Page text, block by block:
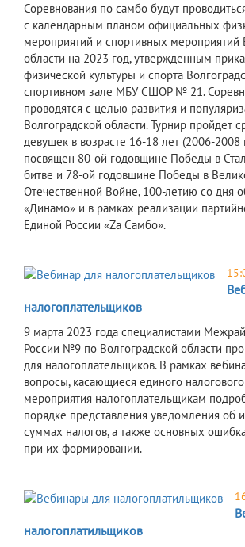
Соревнования по самбо будут
с календарным планом официальных
мероприятий и спортивных мероприятий
области на 2023 год, утвержденным
физической культуры и спорта
спортивном зале МБУ СШОР № 21.
проводятся с целью развития и
Волгоградской области. Турнир пройдет
девушек в возрасте 16-18 лет (2006-2008
посвящен 80-ой годовщине Победы в
битве и 78-ой годовщине Победы в
Отечественной Войне, 100-летию со дня
«Динамо» и в рамках реализации
Единой России «Za Самбо».
налогоплательщиков
9 марта 2023 года специалистами
России №9 по Волгоградской области
для налогоплательщиков. В рамках
вопросы, касающиеся единого
мероприятия налогоплательщикам
порядке представления уведомления об
суммах налогов, а также основных
при их формировании.
налогоплатильщиков